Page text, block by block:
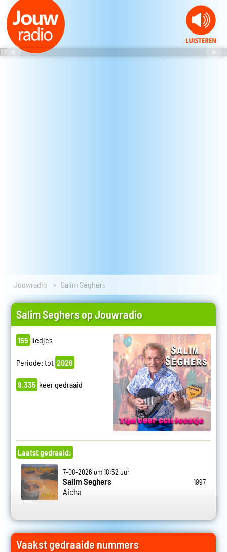
Jouwradio Salim Seghers
Salim Seghers op Jouwradio
155 liedjes
Periode: tot 2026
9.335 keer gedraaid
Laatst gedraaid:
7-08-2026 om 18:52 uur
Salim Seghers
Aicha
1997
Vaakst gedraaide nummers